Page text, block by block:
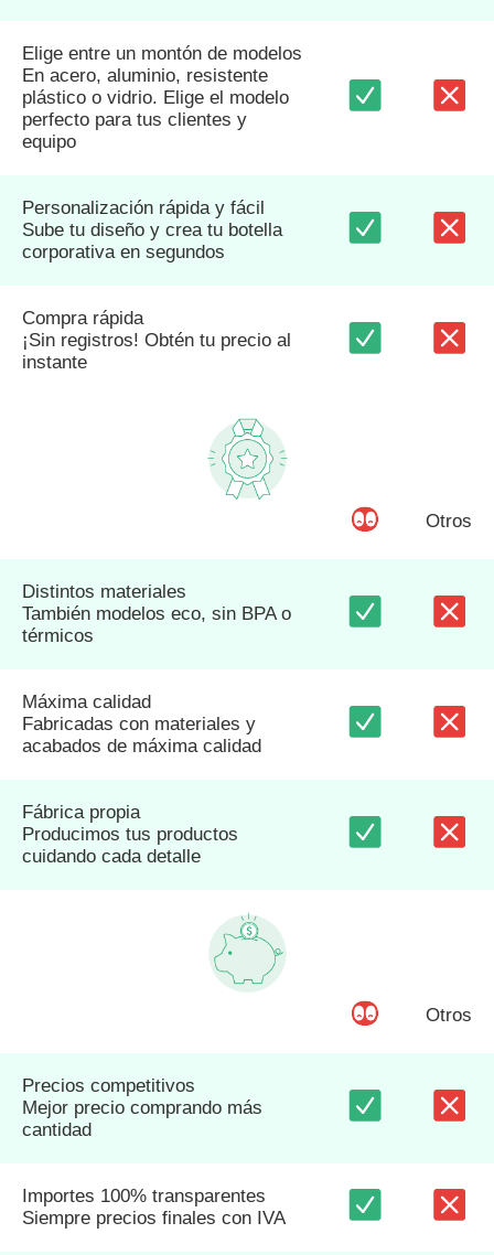
Elige entre un montón de modelos
En acero, aluminio, resistente
plástico o vidrio. Elige el modelo
perfecto para tus clientes y
equipo
Personalización rápida y fácil
Sube tu diseño y crea tu botella
corporativa en segundos
Compra rápida
¡Sin registros! Obtén tu precio al
instante
Otros
Distintos materiales
También modelos eco, sin BPA o
térmicos
Máxima calidad
Fabricadas con materiales y
acabados de máxima calidad
Fábrica propia
Producimos tus productos
cuidando cada detalle
Otros
Precios competitivos
Mejor precio comprando más
cantidad
Importes 100% transparentes
Siempre precios finales con IVA